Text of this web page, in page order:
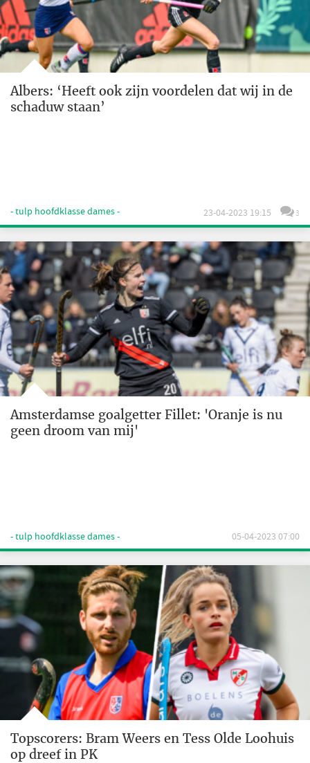
Albers: ‘Heeft ook zijn voordelen dat wij in de
schaduw staan’
- tulp hoofdklasse dames - 23-04-2023 19:15 3
Amsterdamse goalgetter Fillet: 'Oranje is nu
geen droom van mij'
- tulp hoofdklasse dames - 05-04-2023 07:00
Topscorers: Bram Weers en Tess Olde Loohuis
op dreef in PK